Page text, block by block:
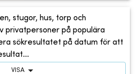
stugor, hus, torp och
privatpersoner på populära
sökresultatet på datum för att
VISA